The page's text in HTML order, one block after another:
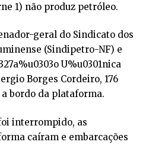
1) não produz petróleo.
geral do Sindicato dos
(Sindipetro-NF) e
U%u0301nica
Borges Cordeiro, 176
bordo da plataforma.
interrompido, as
caíram e embarcações